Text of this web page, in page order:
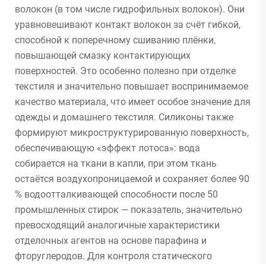
волокон (в том числе гидрофильных волокон). Они
уравновешивают контакт волокон за счёт гибкой,
способной к поперечному сшиванию плёнки,
повышающей смазку контактирующих
поверхностей. Это особенно полезно при отделке
текстиля и значительно повышает воспринимаемое
качество материала, что имеет особое значение для
одежды и домашнего текстиля. Силиконы также
формируют микроструктурированную поверхность,
обеспечивающую «эффект лотоса»: вода
собирается на ткани в капли, при этом ткань
остаётся воздухопроницаемой и сохраняет более 90
% водоотталкивающей способности после 50
промышленных стирок — показатель, значительно
превосходящий аналогичные характеристики
отделочных агентов на основе парафина и
фторуглеродов. Для контроля статического